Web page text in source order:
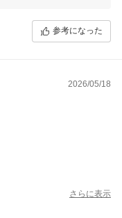
参考になった
2026/05/18
さらに表示